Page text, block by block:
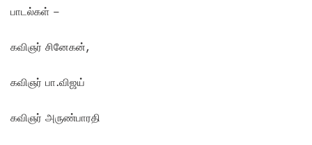
பாடல்கள் –
கவிஞர் சினேகன்,
கவிஞர் பா.விஜய்
கவிஞர் அருண்பாரதி